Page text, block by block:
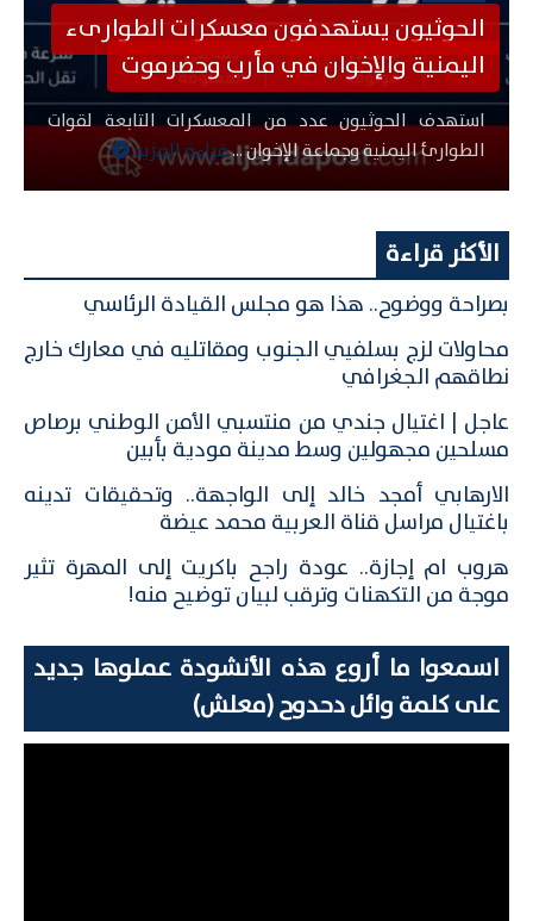
الحوثيون يستهدفون معسكرات الطوارىء
اليمنية والإخوان في مأرب وحضرموت
استهدف الحوثيون عدد من المعسكرات التابعة لقوات
الطوارئ اليمنية وجماعة الإخوان ...قراءة المزيد
الأكثر قراءة
بصراحة ووضوح.. هذا هو مجلس القيادة الرئاسي
محاولات لزج بسلفيي الجنوب ومقاتليه في معارك خارج
نطاقهم الجغرافي
عاجل | اغتيال جندي من منتسبي الأمن الوطني برصاص
مسلحين مجهولين وسط مدينة مودية بأبين
الارهابي أمجد خالد إلى الواجهة.. وتحقيقات تدينه
باغتيال مراسل قناة العربية محمد عيضة
هروب ام إجازة.. عودة راجح باكريت إلى المهرة تثير
موجة من التكهنات وترقب لبيان توضيح منه!
اسمعوا ما أروع هذه الأنشودة عملوها جديد
على كلمة وائل دحدوح (معلش)